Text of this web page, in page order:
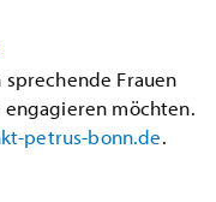
Frauen
möchten.
petrus-bonn.de.